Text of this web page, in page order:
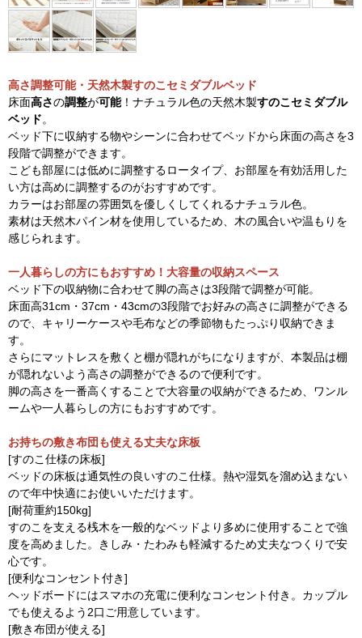
高さ調整可能・天然木製すのこセミダブルベッド
床面高さの調整が可能！ナチュラル色の天然木製すのこセミダブル
ベッド。
ベッド下に収納する物やシーンに合わせてベッドから床面の高さを3
段階で調整ができます。
こども部屋には低めに調整するロータイプ、お部屋を有効活用した
い方は高めに調整するのがおすすめです。
カラーはお部屋の雰囲気を優しくしてくれるナチュラル色。
素材は天然木パイン材を使用しているため、木の風合いや温もりを
感じられます。
一人暮らしの方にもおすすめ！大容量の収納スペース
ベッド下の収納物に合わせて脚の高さは3段階で調整が可能。
床面高31cm・37cm・43cmの3段階でお好みの高さに調整ができる
ので、キャリーケースや毛布などの季節物もたっぷり収納できま
す。
さらにマットレスを敷くと棚が隠れがちになりますが、本製品は棚
が隠れないよう高さの調整ができるので便利です。
脚の高さを一番高くすることで大容量の収納ができるため、ワンル
ームや一人暮らしの方にもおすすめです。
お持ちの敷き布団も使える丈夫な床板
[すのこ仕様の床板]
ベッドの床板は通気性の良いすのこ仕様。熱や湿気を溜め込まない
ので年中快適にお使いいただけます。
[耐荷重約150kg]
すのこを支える桟木を一般的なベッドより多めに使用することで強
度を高めました。きしみ・たわみも軽減するため丈夫なつくりで安
心です。
[便利なコンセント付き]
ヘッドボードにはスマホの充電に便利なコンセント付き。カップル
でも使えるよう2口ご用意しています。
[敷き布団が使える]